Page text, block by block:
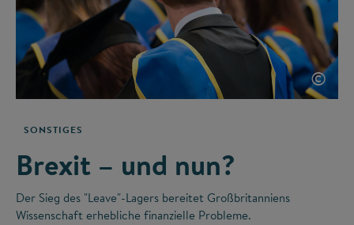
©
SONSTIGES
Brexit – und nun?
Der Sieg des "Leave"-Lagers bereitet Großbritanniens
Wissenschaft erhebliche finanzielle Probleme.